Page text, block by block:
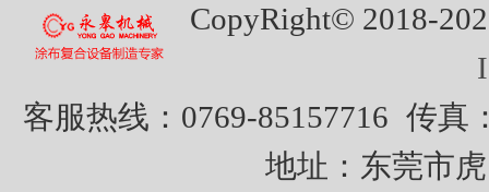
CopyRight© 2018-
客服热线：0769-85157716 传真
地址：东莞市